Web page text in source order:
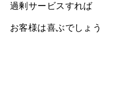
過剰サービスすれば
お客様は喜ぶでしょう